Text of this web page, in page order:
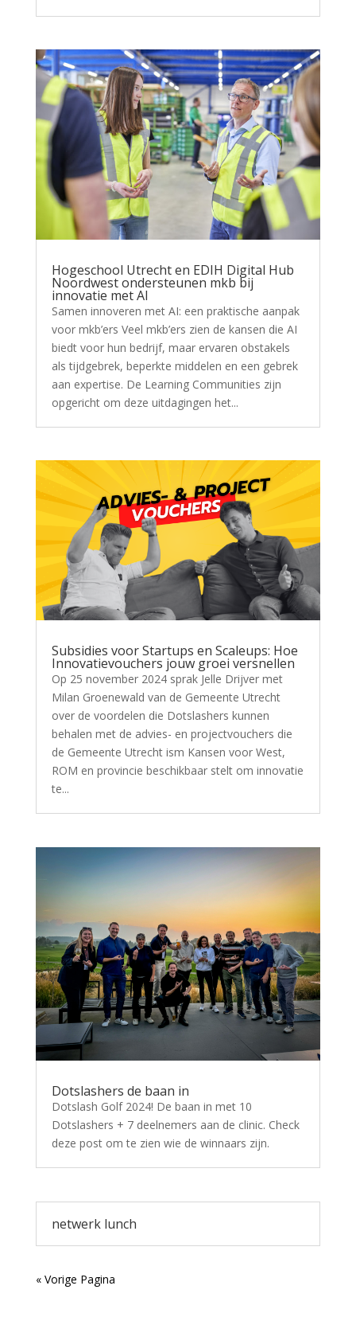
Hogeschool Utrecht en EDIH Digital Hub
Noordwest ondersteunen mkb bij
innovatie met AI
Samen innoveren met AI: een praktische aanpak
voor mkb’ers Veel mkb’ers zien de kansen die AI
biedt voor hun bedrijf, maar ervaren obstakels
als tijdgebrek, beperkte middelen en een gebrek
aan expertise. De Learning Communities zijn
opgericht om deze uitdagingen het...
Subsidies voor Startups en Scaleups: Hoe
Innovatievouchers jouw groei versnellen
Op 25 november 2024 sprak Jelle Drijver met
Milan Groenewald van de Gemeente Utrecht
over de voordelen die Dotslashers kunnen
behalen met de advies- en projectvouchers die
de Gemeente Utrecht ism Kansen voor West,
ROM en provincie beschikbaar stelt om innovatie
te...
Dotslashers de baan in
Dotslash Golf 2024! De baan in met 10
Dotslashers + 7 deelnemers aan de clinic. Check
deze post om te zien wie de winnaars zijn.
netwerk lunch
« Vorige Pagina